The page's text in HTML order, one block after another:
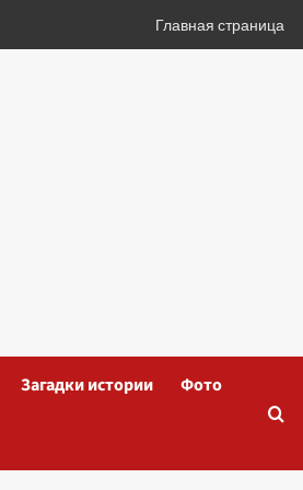
Главная страница
Загадки истории Фото